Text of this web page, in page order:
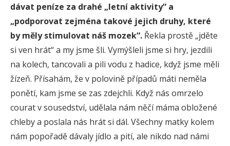
dávat peníze za drahé „letní aktivity“ a
„podporovat zejména takové jejich druhy, které
by měly stimulovat náš mozek“. Řekla prostě „jděte
si ven hrát“ a my jsme šli. Vymýšleli jsme si hry, jezdili
na kolech, tancovali a pili vodu z hadice, když jsme měli
žízeň. Přísahám, že v polovině případů máti neměla
ponětí, kam jsme se zas zdejchli. Když nás omrzelo
courat v sousedství, udělala nám něčí máma obložené
chleby a poslala nás hrát si dál. Všechny matky kolem
nám popořadě dávaly jídlo a pití, ale nikdo nad námi